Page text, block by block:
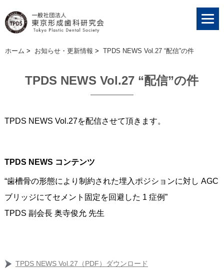
ホーム > お知らせ・更新情報 > TPDS NEWS Vol.27 “配信”の件
TPDS NEWS Vol.27 “配信”の件
TPDS NEWS Vol.27を配信させて頂きます。
TPDS NEWS コンテンツ
“歯槽骨の形態により制約された埋入ポジションに対し AGC
ブリッジにてセメント固定を回避した 1 症例”
TPDS 副会長 奥寺俊允 先生
TPDS NEWS Vol.27（PDF）ダウンロード